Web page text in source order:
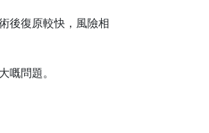
後復原較快，風險相
嘅問題。